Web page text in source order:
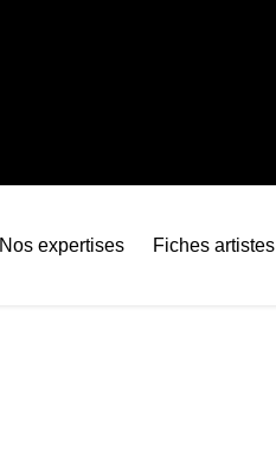
Nos expertises Fiches artistes